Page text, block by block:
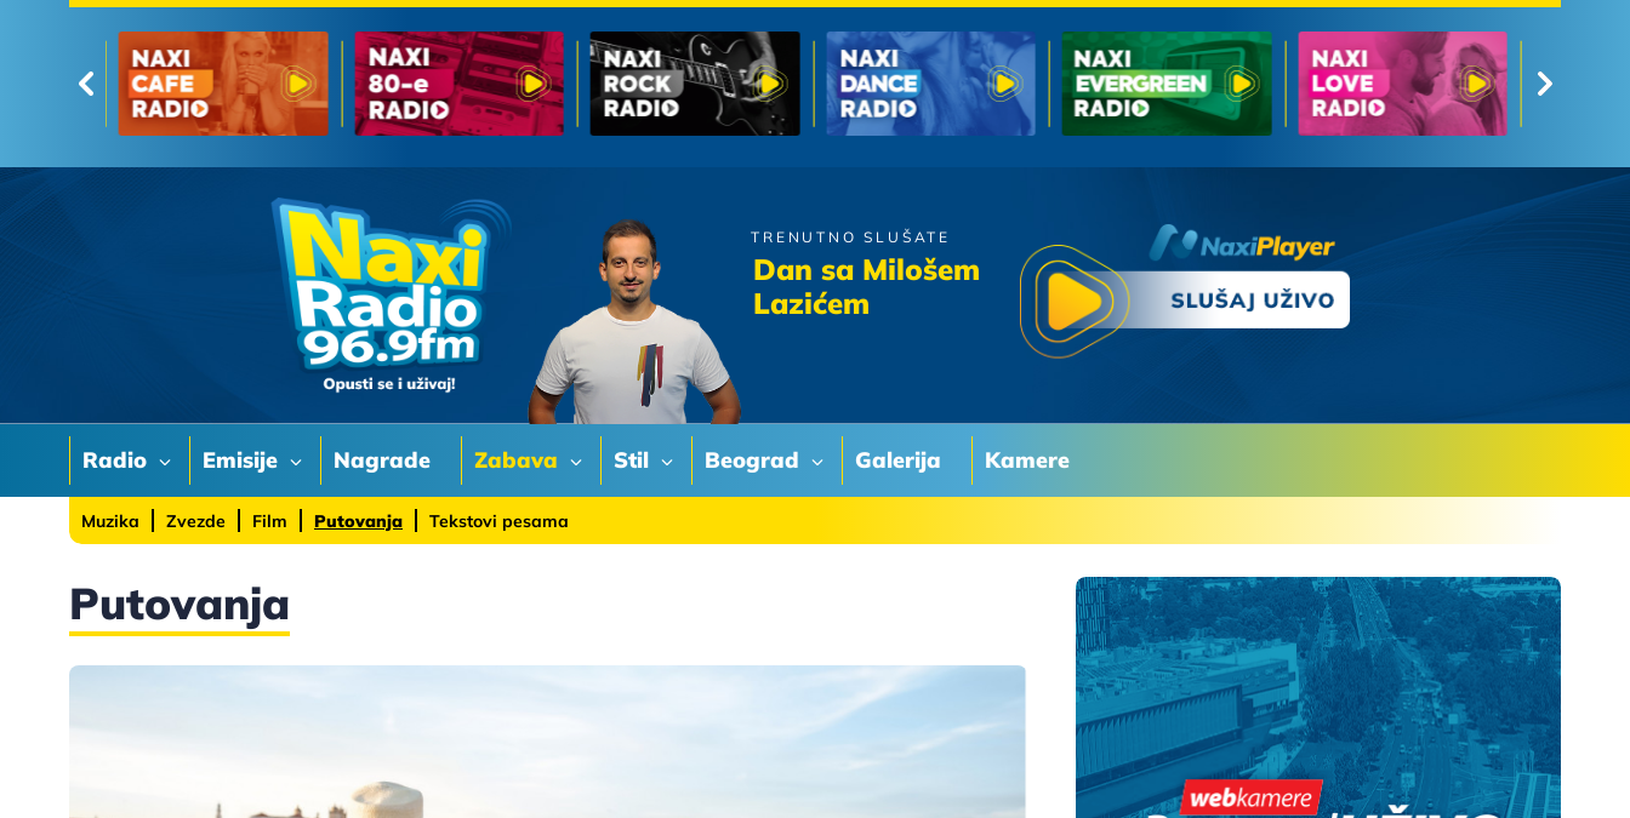
Radio Emisije Nagrade Zabava
Muzika Zvezde Film Putovanja Tekstovi pesama
Stil Beograd Galerija Kamere
TRENUTNO SLUŠATE
Dan sa Milošem
Lazićem
Petar Graso
Putovanja